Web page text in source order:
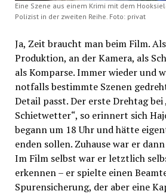
Eine Szene aus einem Krimi mit dem
Polizist in der zweiten Reihe. Foto: privat
Ja, Zeit braucht man beim Film.
Produktion, an der Kamera, als
als Komparse. Immer wieder und
notfalls bestimmte Szenen
Detail passt. Der erste Drehtag bei
Schietwetter“, so erinnert sich
begann um 18 Uhr und hätte
enden sollen. Zuhause war er
Im Film selbst war er letztlich
erkennen – er spielte einen
Spurensicherung, der aber eine